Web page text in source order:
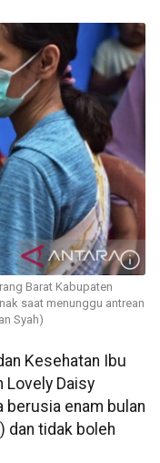
Barat Kabupaten
saat menunggu antrean
Syah)
Kesehatan Ibu
Lovely Daisy
berusia enam bulan
dan tidak boleh